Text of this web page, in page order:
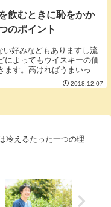
飲むときに恥をかか
のポイント
好みなどもありますし流
によってもウイスキーの価
ます。高ければうまいって
です。時々、バーなどで
ーじゃないと飲めない」と
2018.12.07
冷えるたった一つの理